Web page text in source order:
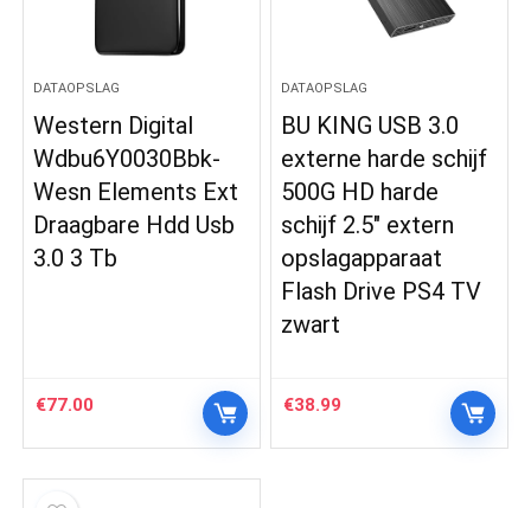
DATAOPSLAG
Western Digital
Wdbu6Y0030Bbk-
Wesn Elements Ext
Draagbare Hdd Usb
3.0 3 Tb
€77.00
DATAOPSLAG
BU KING USB 3.0
externe harde schijf
500G HD harde
schijf 2.5″ extern
opslagapparaat
Flash Drive PS4 TV
zwart
€38.99